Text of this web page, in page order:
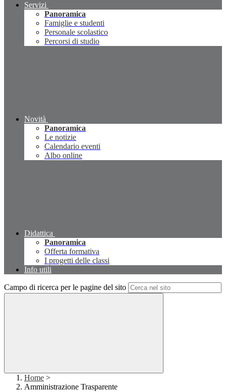
Servizi
Panoramica
Famiglie e studenti
Personale scolastico
Percorsi di studio
Novità
Panoramica
Le notizie
Calendario eventi
Albo online
Didattica
Panoramica
Offerta formativa
I progetti delle classi
Info utili
Campo di ricerca per le pagine del sito
Home >
Amministrazione Trasparente